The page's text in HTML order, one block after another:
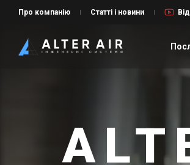
Про компанію Статті і новини